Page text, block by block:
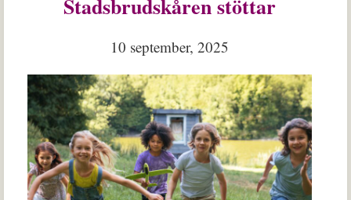
Stadsbrudskåren stöttar
10 september, 2025